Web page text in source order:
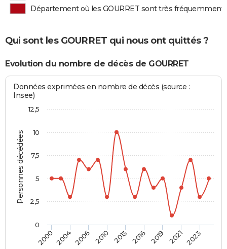
Département où les GOURRET sont très fréquemment
Qui sont les GOURRET qui nous ont quittés ?
Evolution du nombre de décès de GOURRET
Personnes décédées
Données exprimées en nombre de décès (source :
Insee)
2000 2004 2006 2010 2013 2016 2019 2021 2023
0
2,5
5
7,5
10
12,5